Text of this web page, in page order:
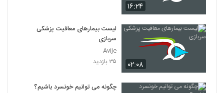
۱۶:۲۴
۰۲:۰۸
لیست بیمارهای معافیت پزشکی
سربازی
Avije
۳۵ بازدید
چگونه می توانیم خونسرد باشیم؟